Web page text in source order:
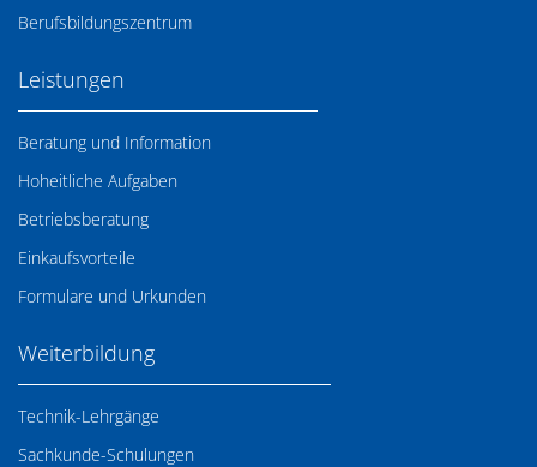
Berufsbildungszentrum
Leistungen
Beratung und Information
Hoheitliche Aufgaben
Betriebsberatung
Einkaufsvorteile
Formulare und Urkunden
Weiterbildung
Technik-Lehrgänge
Sachkunde-Schulungen